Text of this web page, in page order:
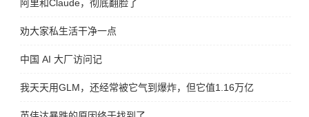
阿里和Claude，彻底翻脸了
劝大家私生活干净一点
中国 AI 大厂访问记
我天天用GLM，还经常被它气到爆炸，但它值1.16万亿